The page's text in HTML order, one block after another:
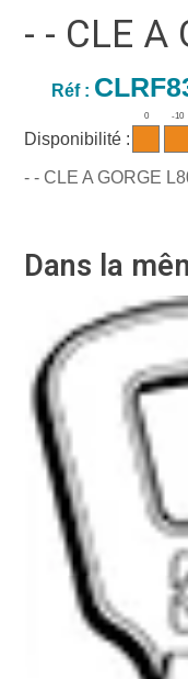
- - CLE A
Réf :
Disponibilité :
0 -10
- - CLE A GORGE
Dans la